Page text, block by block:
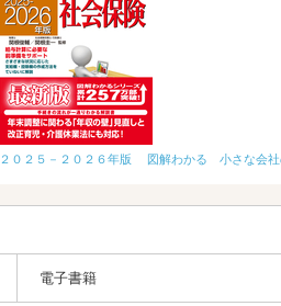
２０２５－２０２６年版 図解わかる 小さな会社
電子書籍